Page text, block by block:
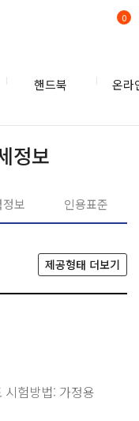
핸드북 온라
0
정보
정보 인용표준
제공형태 더보기
시험방법: 가정용